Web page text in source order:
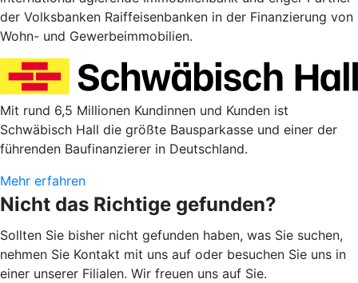
der Volksbanken Raiffeisenbanken in der Finanzierung von
Wohn- und Gewerbeimmobilien.
Mit rund 6,5 Millionen Kundinnen und Kunden ist
Schwäbisch Hall die größte Bausparkasse und einer der
führenden Baufinanzierer in Deutschland.
Mehr erfahren
Nicht das Richtige gefunden?
Sollten Sie bisher nicht gefunden haben, was Sie suchen,
nehmen Sie Kontakt mit uns auf oder besuchen Sie uns in
einer unserer Filialen. Wir freuen uns auf Sie.